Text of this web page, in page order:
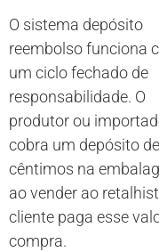
O sistema depósito
reembolso funciona
um ciclo fechado de
responsabilidade. O
produtor ou
cobra um depósito
cêntimos na
ao vender ao
cliente paga esse
compra.